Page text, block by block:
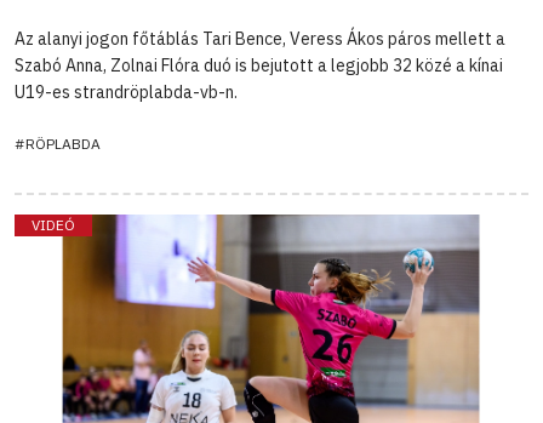
Az alanyi jogon főtáblás Tari Bence, Veress Ákos páros mellett a
Szabó Anna, Zolnai Flóra duó is bejutott a legjobb 32 közé a kínai
U19-es strandröplabda-vb-n.
#RÖPLABDA
VIDEÓ